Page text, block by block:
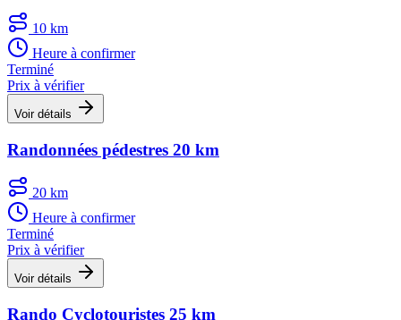
10 km
Heure à confirmer
Terminé
Prix à vérifier
Voir détails
Randonnées pédestres 20 km
20 km
Heure à confirmer
Terminé
Prix à vérifier
Voir détails
Rando Cyclotouristes 25 km